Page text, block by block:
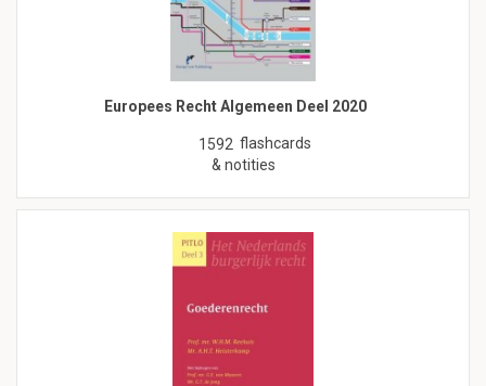
Europees Recht Algemeen Deel 2020
1592 flashcards
& notities